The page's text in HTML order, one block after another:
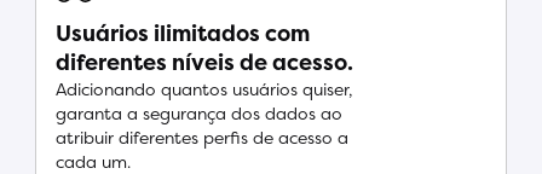
Usuários ilimitados com
diferentes níveis de acesso.
Adicionando quantos usuários quiser,
garanta a segurança dos dados ao
atribuir diferentes perfis de acesso a
cada um.